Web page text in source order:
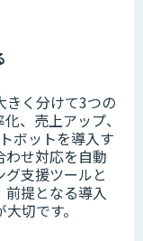
きく分けて3つの
、売上アップ、
ボットを導入す
わせ対応を自動
支援ツールと
提となる導入
切です。